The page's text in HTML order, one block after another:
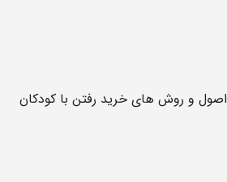
اصول و روش های خرید رفتن با کودکان